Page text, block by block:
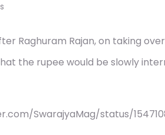
Raghuram Rajan, on taking
the rupee would be slowly
SwarajyaMag/status/